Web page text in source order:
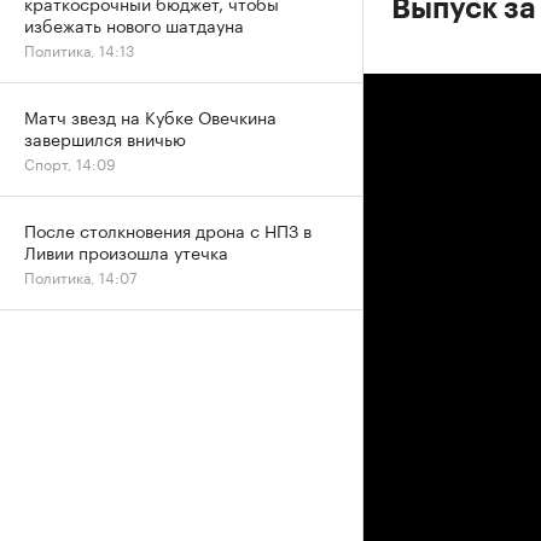
Выпуск
избежать нового шатдауна
Политика, 14:13
Матч звезд на Кубке Овечкина
завершился вничью
Спорт, 14:09
После столкновения дрона с НПЗ в
Ливии произошла утечка
Политика, 14:07